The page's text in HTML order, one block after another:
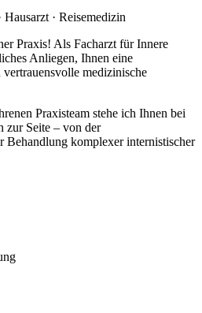
· Reisemedizin
Praxis! Als Facharzt für Innere
Anliegen, Ihnen eine
medizinische
Praxisteam stehe ich Ihnen bei
zur Seite – von der
Behandlung komplexer internistischer